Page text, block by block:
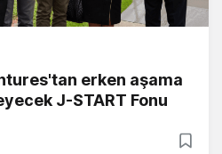
erken aşama
J-START Fonu